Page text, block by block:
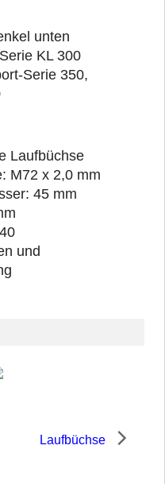
unten
KL 300
Serie 350,
Laufbüchse
M72 x 2,0 mm
45 mm
und